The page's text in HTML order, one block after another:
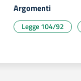
Argomenti
Legge 104/92